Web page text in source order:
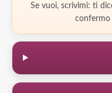
Se vuoi, scrivimi: ti
confermo